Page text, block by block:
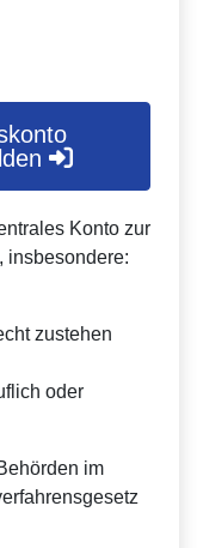
Konto zur
insbesondere:
zustehen
oder
im